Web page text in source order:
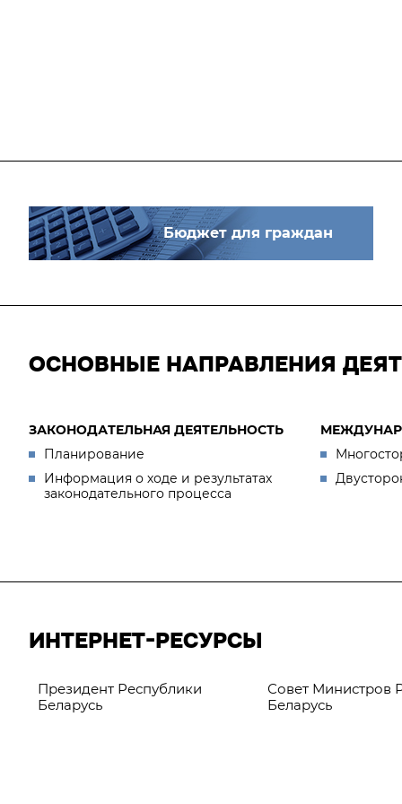
Бюджет для граждан
ОСНОВНЫЕ НАПРАВЛЕНИЯ
ЗАКОНОДАТЕЛЬНАЯ ДЕЯТЕЛЬНОСТЬ
Планирование
Информация о ходе и результатах
законодательного процесса
ИНТЕРНЕТ-РЕСУРСЫ
Президент Республики
Беларусь
Совет Министров
Беларусь